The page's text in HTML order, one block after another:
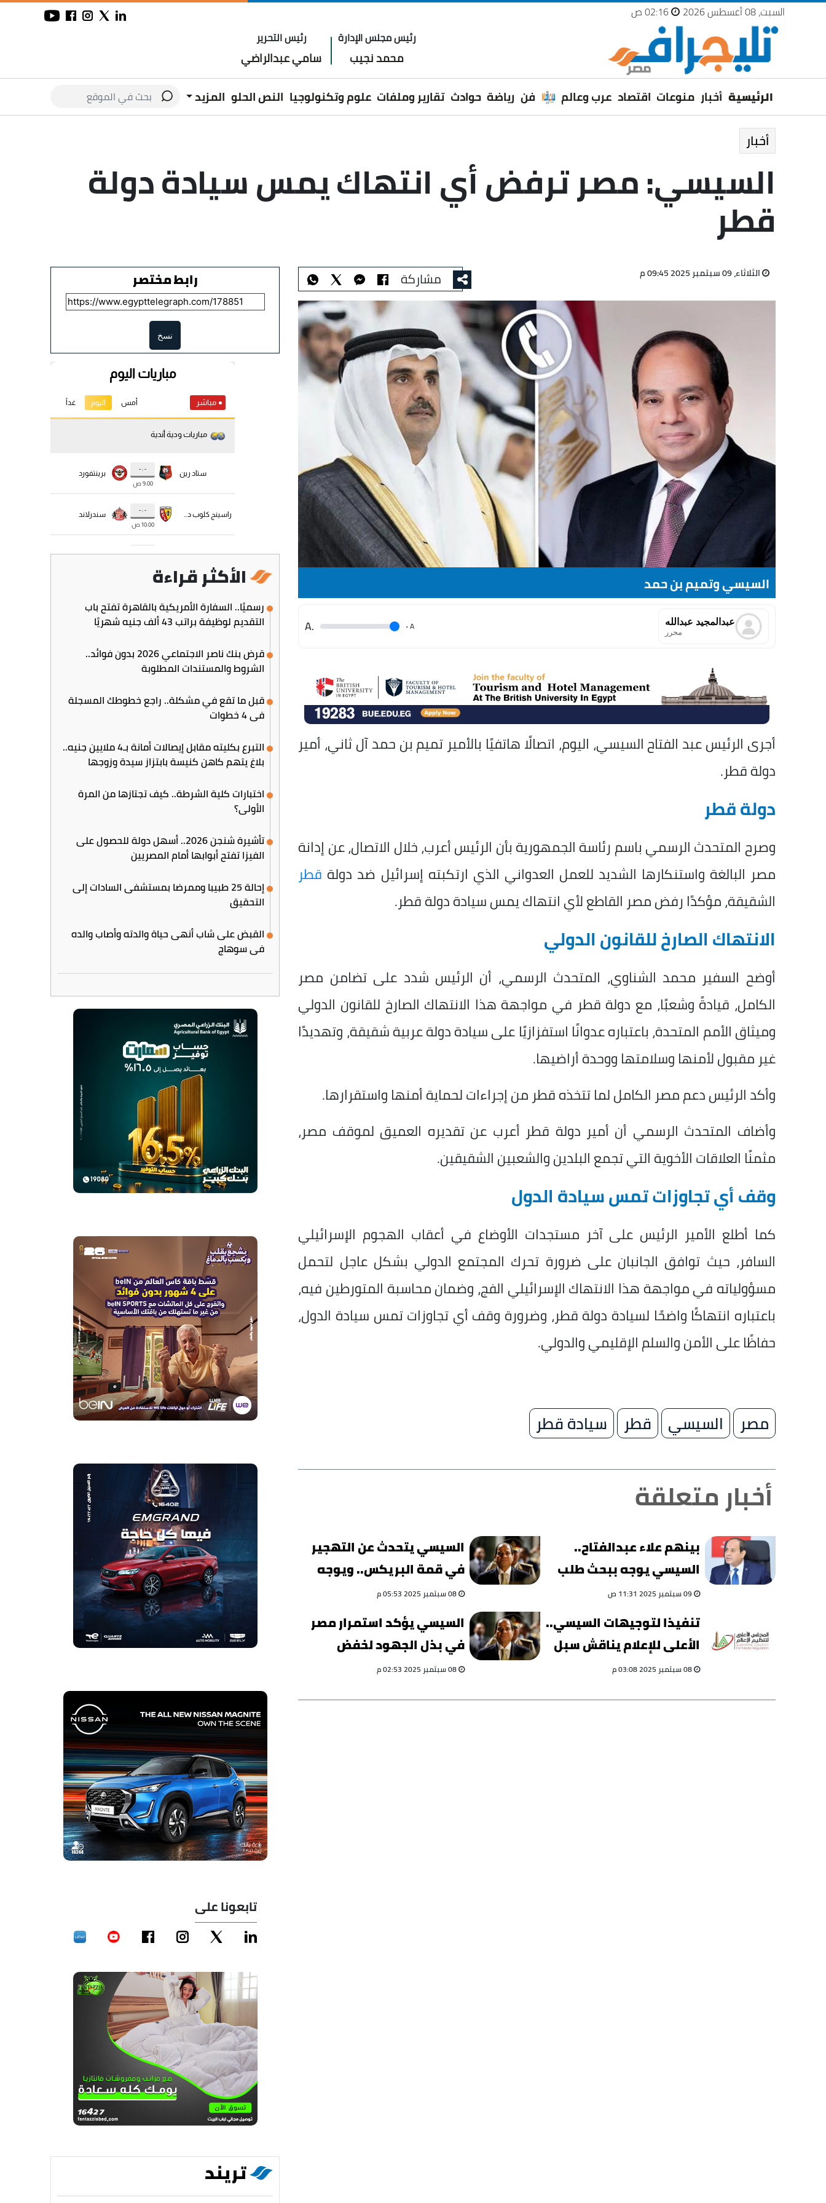
السبت، 08 أغسطس 2026
02:16 ص
رئيس مجلس الإدارة
محمد نجيب
رئيس التحرير
سامي عبدالراضي
الرئيسية أخبار منوعات اقتصاد عرب وعالم فن رياضة حوادث تقارير وملفات علوم وتكنولوجيا النص الحلو المزيد
أخبار
السيسي: مصر ترفض أي انتهاك يمس سيادة دولة
قطر
الثلاثاء، 09 سبتمبر 2025 09:45 م مشاركة
السيسي وتميم بن حمد
⁠عبدالمجيد عبدالله
محرر A
.
.A
أجرى الرئيس عبد الفتاح السيسي، اليوم، اتصالًا هاتفيًا بالأمير تميم بن حمد آل ثاني، أمير
دولة قطر.
دولة قطر
وصرح المتحدث الرسمي باسم رئاسة الجمهورية بأن الرئيس أعرب، خلال الاتصال، عن إدانة
مصر البالغة واستنكارها الشديد للعمل العدواني الذي ارتكبته إسرائيل ضد دولة قطر
الشقيقة، مؤكدًا رفض مصر القاطع لأي انتهاك يمس سيادة دولة قطر.
الانتهاك الصارخ للقانون الدولي
أوضح السفير محمد الشناوي، المتحدث الرسمي، أن الرئيس شدد على تضامن مصر
الكامل، قيادةً وشعبًا، مع دولة قطر في مواجهة هذا الانتهاك الصارخ للقانون الدولي
وميثاق الأمم المتحدة، باعتباره عدوانًا استفزازيًا على سيادة دولة عربية شقيقة، وتهديدًا
غير مقبول لأمنها وسلامتها ووحدة أراضيها.
وأكد الرئيس دعم مصر الكامل لما تتخذه قطر من إجراءات لحماية أمنها واستقرارها.
وأضاف المتحدث الرسمي أن أمير دولة قطر أعرب عن تقديره العميق لموقف مصر،
مثمنًا العلاقات الأخوية التي تجمع البلدين والشعبين الشقيقين.
وقف أي تجاوزات تمس سيادة الدول
كما أطلع الأمير الرئيس على آخر مستجدات الأوضاع في أعقاب الهجوم الإسرائيلي
السافر، حيث توافق الجانبان على ضرورة تحرك المجتمع الدولي بشكل عاجل لتحمل
مسؤولياته في مواجهة هذا الانتهاك الإسرائيلي الفج، وضمان محاسبة المتورطين فيه،
باعتباره انتهاكًا واضحًا لسيادة دولة قطر، وضرورة وقف أي تجاوزات تمس سيادة الدول،
حفاظًا على الأمن والسلم الإقليمي والدولي.
مصر السيسي قطر سيادة قطر
أخبار متعلقة
بينهم علاء عبدالفتاح..
السيسي يوجه ببحث طلب
الإفراج عن بعض المحكوم
عليهم
09 سبتمبر 2025 11:31 ص
السيسي يتحدث عن التهجير
في قمة البريكس.. ويوجه
رسالة هامة للعالم
08 سبتمبر 2025 05:53 م
تنفيذا لتوجيهات السيسي..
الأعلى للإعلام يناقش سبل
تطوير المحتوى
08 سبتمبر 2025 03:08 م
السيسي يؤكد استمرار مصر
في بذل الجهود لخفض
التوتر بالمنطقة
08 سبتمبر 2025 02:53 م
رابط مختصر
نسخ
الأكثر قراءة
رسميًا.. السفارة الأمريكية بالقاهرة تفتح باب
التقديم لوظيفة براتب 43 ألف جنيه شهريًا
قرض بنك ناصر الاجتماعي 2026 بدون فوائد..
الشروط والمستندات المطلوبة
قبل ما تقع في مشكلة.. راجع خطوطك المسجلة
في 4 خطوات
التبرع بكليته مقابل إيصالات أمانة بـ4 ملايين جنيه..
بلاغ يتهم كاهن كنيسة بابتزاز سيدة وزوجها
اختبارات كلية الشرطة.. كيف تجتازها من المرة
الأولى؟
تأشيرة شنجن 2026.. أسهل دولة للحصول على
الفيزا تفتح أبوابها أمام المصريين
إحالة 25 طبيبا وممرضا بمستشفى السادات إلى
التحقيق
القبض على شاب أنهى حياة والدته وأصاب والده
في سوهاج
تابعونا على
تريند